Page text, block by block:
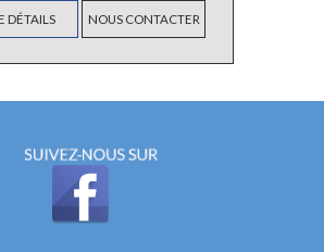
DÉTAILS NOUS CONTACTER